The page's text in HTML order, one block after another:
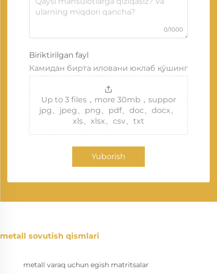
0/1000
Biriktirilgan fayl
Камидан бирта иловани юклаб қўшинг
Up to 3 files，more 30mb，suppor
jpg、jpeg、png、pdf、doc、docx、
xls、xlsx、csv、txt
Yuborish
metall sovutish qismlari
metall varaq uchun egish matritsalar